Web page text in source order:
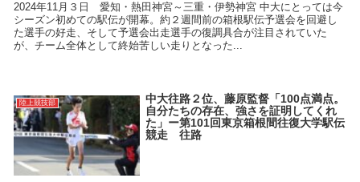
2024年11月３日 愛知・熱田神宮～三重・伊勢神宮 中大にとっては今
シーズン初めての駅伝が開幕。約２週間前の箱根駅伝予選会を回避し
た選手の好走、そして予選会出走選手の復調具合が注目されていた
が、チーム全体として終始苦しい走りとなった...
陸上競技部
中大往路２位、藤原監督「100点満点。
自分たちの存在、強さを証明してくれ
た」ー第101回東京箱根間往復大学駅伝
競走 往路